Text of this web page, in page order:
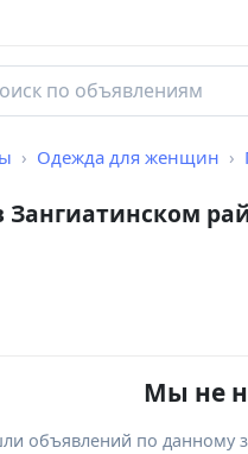
Одежда для женщин
Мы не
объявлений по данному